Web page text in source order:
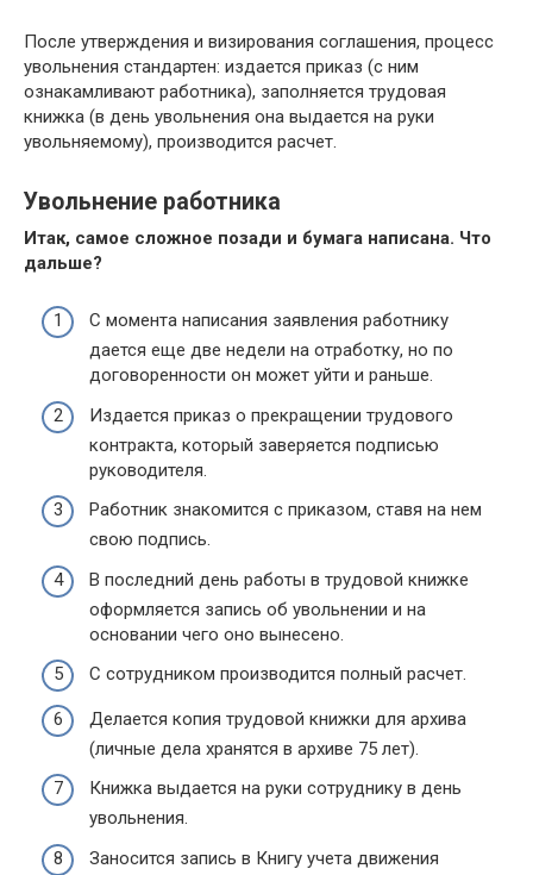
После утверждения и визирования соглашения, процесс
увольнения стандартен: издается приказ (с ним
ознакамливают работника), заполняется трудовая
книжка (в день увольнения она выдается на руки
увольняемому), производится расчет.
Увольнение работника
Итак, самое сложное позади и бумага написана. Что
дальше?
С момента написания заявления работнику
дается еще две недели на отработку, но по
договоренности он может уйти и раньше.
Издается приказ о прекращении трудового
контракта, который заверяется подписью
руководителя.
Работник знакомится с приказом, ставя на нем
свою подпись.
В последний день работы в трудовой книжке
оформляется запись об увольнении и на
основании чего оно вынесено.
С сотрудником производится полный расчет.
Делается копия трудовой книжки для архива
(личные дела хранятся в архиве 75 лет).
Книжка выдается на руки сотруднику в день
увольнения.
Заносится запись в Книгу учета движения